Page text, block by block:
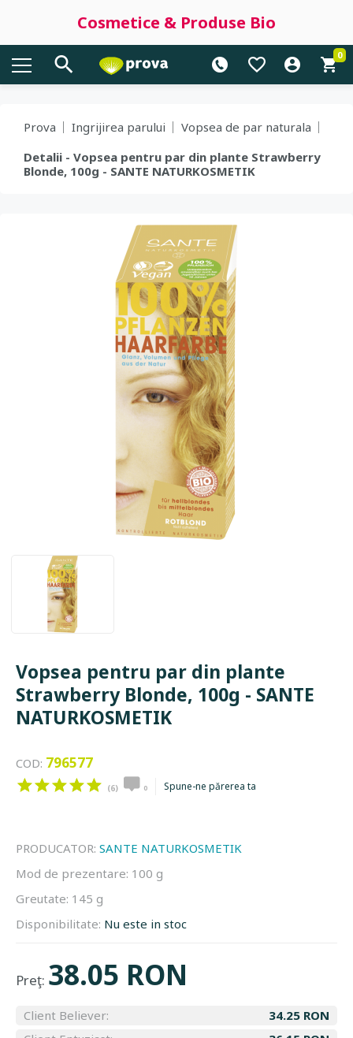
Cosmetice & Produse Bio
0
Prova Ingrijirea parului
Vopsea de par naturala
Detalii - Vopsea pentru par din plante Strawberry
Blonde, 100g - SANTE NATURKOSMETIK
Vopsea pentru par din plante
Strawberry Blonde, 100g - SANTE
NATURKOSMETIK
COD: 796577
(6) 0 Spune-ne părerea ta
PRODUCATOR: SANTE NATURKOSMETIK
Mod de prezentare: 100 g
Greutate: 145 g
Disponibilitate: Nu este in stoc
Preţ: 38.05 RON
Client Believer:
34.25 RON